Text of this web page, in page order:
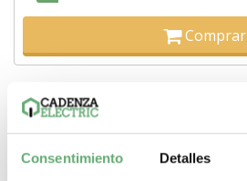
Consentimiento Detalles
Comprar